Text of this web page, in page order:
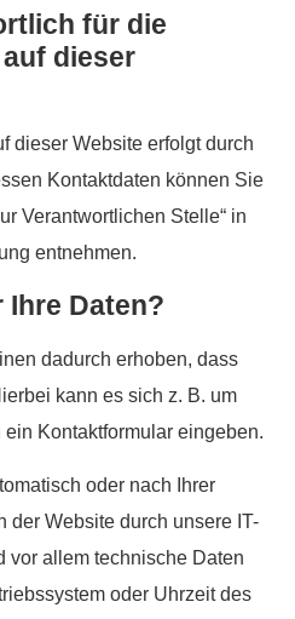
für die
dieser
dieser Website erfolgt durch
Kontaktdaten können Sie
Verantwortlichen Stelle“ in
entnehmen.
Ihre Daten?
dadurch erhoben, dass
kann es sich z. B. um
Kontaktformular eingeben.
oder nach Ihrer
der Website durch unsere IT-
vor allem technische Daten
oder Uhrzeit des